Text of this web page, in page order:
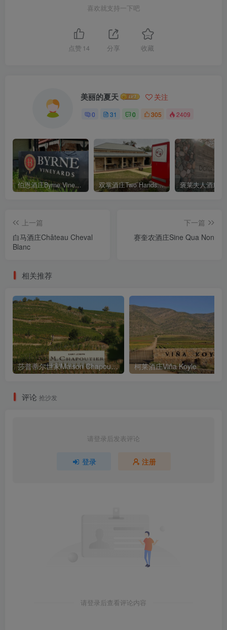
喜欢就支持一下吧
点赞 14 分享 收藏
美丽的夏天 关注
0 31 0 305 2409
伯恩酒庄Byrne Vineyards 双掌酒庄Two Hands Wines
上一篇
白马酒庄Château Cheval
Blanc
下一篇
赛奎农酒庄Sine Qua Non
相关推荐
莎普蒂尔世家Maison Chapoutier 柯莱酒庄Viña Koyle
评论 抢沙发
请登录后发表评论
登录 注册
请登录后查看评论内容